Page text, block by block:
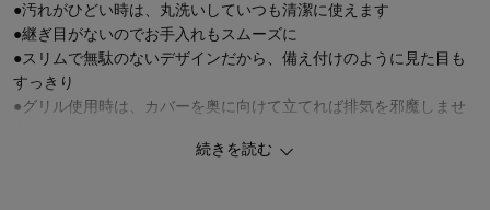
●汚れがひどい時は、丸洗いしていつも清潔に使えます
●継ぎ目がないのでお手入れもスムーズに
●スリムで無駄のないデザインだから、備え付けのように見た目も
すっきり
●グリル使用時は、カバーを奥に向けて立てれば排気を邪魔しませ
●高級感のあるヘアライン仕上げ
続きを読む